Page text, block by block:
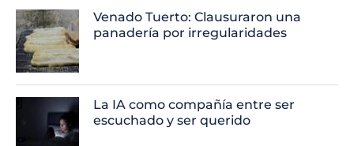
Venado Tuerto: Clausuraron una
panadería por irregularidades
La IA como compañía entre ser
escuchado y ser querido